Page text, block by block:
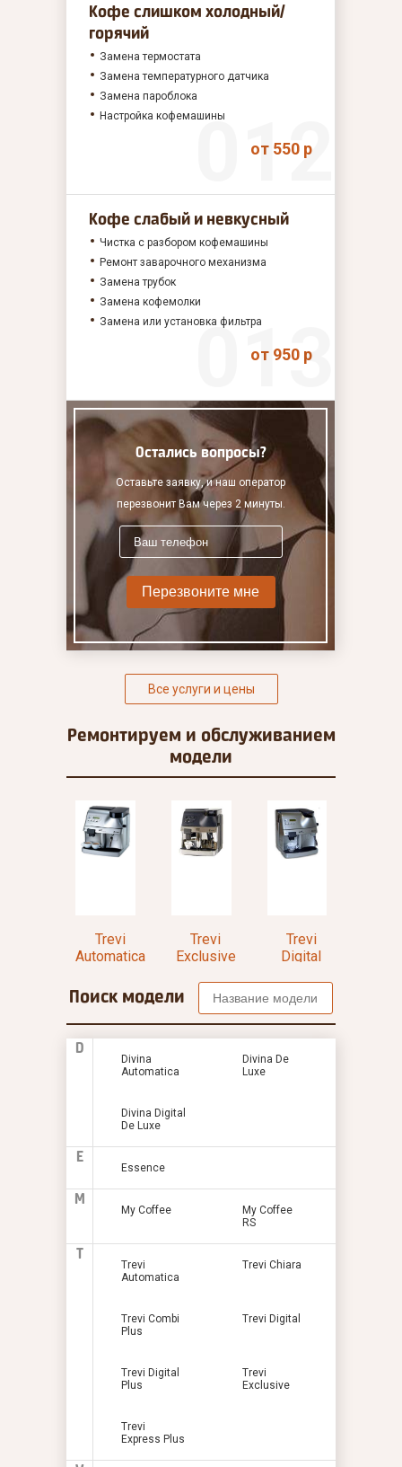
Кофе слишком холодный/
горячий
Замена термостата
Замена температурного датчика
Замена пароблока
Настройка кофемашины
от 550 р
Кофе слабый и невкусный
Чистка с разбором кофемашины
Ремонт заварочного механизма
Замена трубок
Замена кофемолки
Замена или установка фильтра
от 950 р
Остались вопросы?
Оставьте заявку, и наш оператор
перезвонит Вам через 2 минуты.
Перезвоните мне
Все услуги и цены
Ремонтируем и обслуживанием
модели
Trevi
Automatica
Trevi
Exclusive
Trevi
Digital
Поиск модели
D
Divina
Automatica
Divina De
Luxe
Divina Digital
De Luxe
E
Essence
M
My Coffee
My Coffee
RS
T
Trevi
Automatica
Trevi Chiara
Trevi Combi
Plus
Trevi Digital
Trevi Digital
Plus
Trevi
Exclusive
Trevi
Express Plus